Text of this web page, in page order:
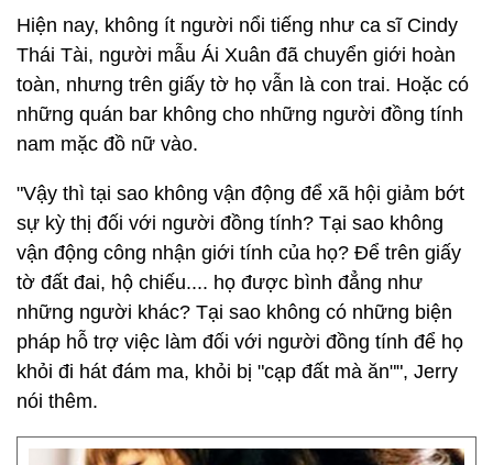
Hiện nay, không ít người nổi tiếng như ca sĩ Cindy
Thái Tài, người mẫu Ái Xuân đã chuyển giới hoàn
toàn, nhưng trên giấy tờ họ vẫn là con trai. Hoặc có
những quán bar không cho những người đồng tính
nam mặc đồ nữ vào.
"Vậy thì tại sao không vận động để xã hội giảm bớt
sự kỳ thị đối với người đồng tính? Tại sao không
vận động công nhận giới tính của họ? Để trên giấy
tờ đất đai, hộ chiếu.... họ được bình đẳng như
những người khác? Tại sao không có những biện
pháp hỗ trợ việc làm đối với người đồng tính để họ
khỏi đi hát đám ma, khỏi bị "cạp đất mà ăn"", Jerry
nói thêm.